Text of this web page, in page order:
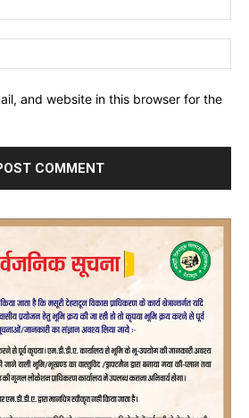
and website in this browser for the